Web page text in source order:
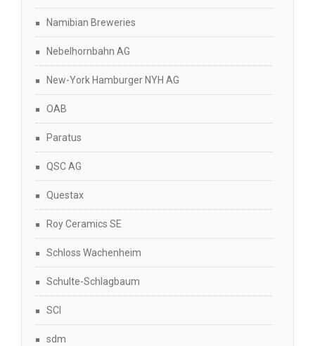
Namibian Breweries
Nebelhornbahn AG
New-York Hamburger NYH AG
OAB
Paratus
QSC AG
Questax
Roy Ceramics SE
Schloss Wachenheim
Schulte-Schlagbaum
SCI
sdm